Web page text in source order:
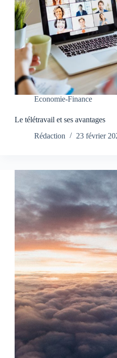
Economie-Finance
Le télétravail et ses avantages
Rédaction
23 février